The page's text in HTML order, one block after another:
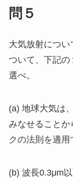
問５
大気放射につ
ついて、下記の
選べ。
(a) 地球大気は
みなせることか
クの法則を適用
(b) 波長0.3μm